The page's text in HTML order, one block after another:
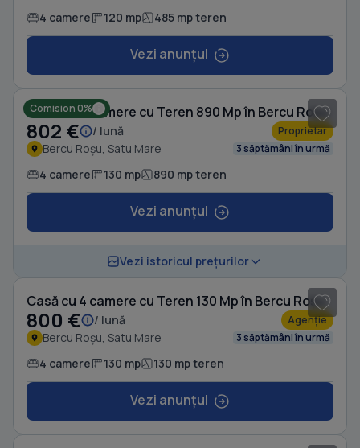
4 camere 120 mp 485 mp teren
Vezi anunțul
Comision 0%
Casă cu 4 camere cu Teren 890 Mp în Bercu Roșu
802 € / lună Proprietar
Bercu Roșu, Satu Mare 3 săptămâni în urmă
4 camere 130 mp 890 mp teren
Vezi anunțul
Vezi istoricul prețurilor
Casă cu 4 camere cu Teren 130 Mp în Bercu Roșu
800 € / lună Agenție
Bercu Roșu, Satu Mare 3 săptămâni în urmă
4 camere 130 mp 130 mp teren
Vezi anunțul